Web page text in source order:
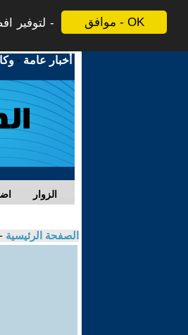
موافق - OK
لتوفير
أخبار عامة -
الزوار
الصفحة الرئيسية -